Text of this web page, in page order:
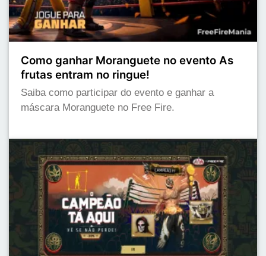
Como ganhar Moranguete no evento As
frutas entram no ringue!
Saiba como participar do evento e ganhar a
máscara Moranguete no Free Fire.